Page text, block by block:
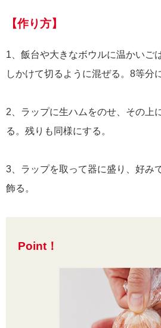
【作り方】
1、飯台や大きなボウルに温かいご
しかけて切るように混ぜる。8等分
2、ラップに生ハムをのせ、その上
る。残りも同様にする。
3、ラップを取って器に盛り、好み
飾る。
Point！